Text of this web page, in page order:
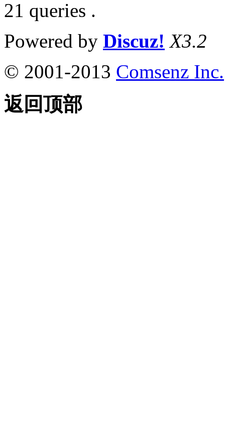
21 queries .
Powered by Discuz! X3.2
© 2001-2013 Comsenz Inc.
返回顶部